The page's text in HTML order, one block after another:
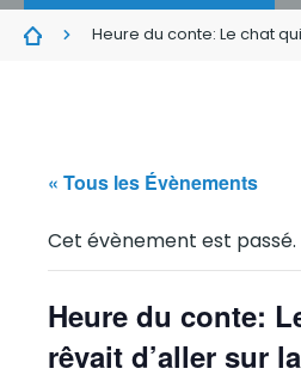
Heure du conte: Le chat
« Tous les Évènements
Cet évènement est passé.
Heure du conte:
rêvait d’aller sur